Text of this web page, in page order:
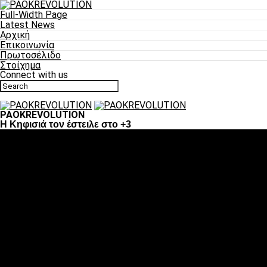
Full-Width Page
Latest News
Αρχική
Επικοινωνία
Πρωτοσέλιδο
Στοίχημα
Connect with us
PAOKREVOLUTION
Η Κηφισιά τον έστειλε στο +3